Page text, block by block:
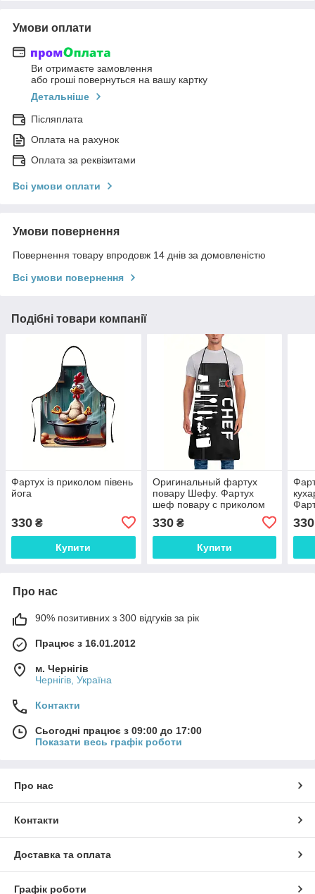
Умови оплати
Ви отримаєте замовлення
або гроші повернуться на вашу картку
Детальніше
Післяплата
Оплата на рахунок
Оплата за реквізитами
Всі умови оплати
Умови повернення
Повернення товару впродовж 14 днів за домовленістю
Всі умови повернення
Подібні товари компанії
Фартух із приколом півень
йога
330 ₴
Купити
Оригинальный фартух
повару Шефу. Фартух
шеф повару с приколом
330₴
Купити
330
Про нас
90% позитивних з 300 відгуків за рік
Працює з 16.01.2012
м. Чернігів
Чернігів, Україна
Контакти
Сьогодні працює з 09:00 до 17:00
Показати весь графік роботи
Про нас
Контакти
Доставка та оплата
Графік роботи